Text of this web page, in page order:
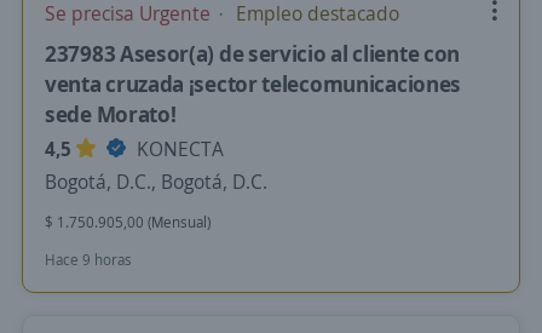
Se precisa Urgente Empleo destacado
237983 Asesor(a) de servicio al cliente con
venta cruzada ¡sector telecomunicaciones
sede Morato!
4,5
KONECTA
Bogotá, D.C., Bogotá, D.C.
$ 1.750.905,00 (Mensual)
Hace 9 horas